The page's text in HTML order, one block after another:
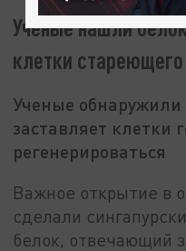
Ученые нашли
клетки
Ученые обнаружили
заставляет клетки
регенерироваться
Важное открытие в
сделали
белок, отвечающий